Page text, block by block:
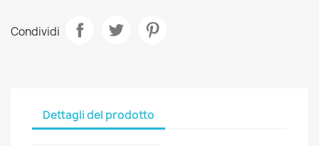
Condividi
Dettagli del prodotto